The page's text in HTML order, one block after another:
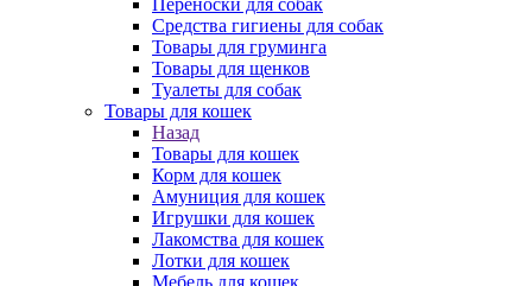
Переноски для собак
Средства гигиены для собак
Товары для груминга
Товары для щенков
Туалеты для собак
Товары для кошек
Назад
Товары для кошек
Корм для кошек
Амуниция для кошек
Игрушки для кошек
Лакомства для кошек
Лотки для кошек
Мебель для кошек